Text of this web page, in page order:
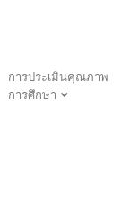
การประเมินคุณภาพ
การศึกษา